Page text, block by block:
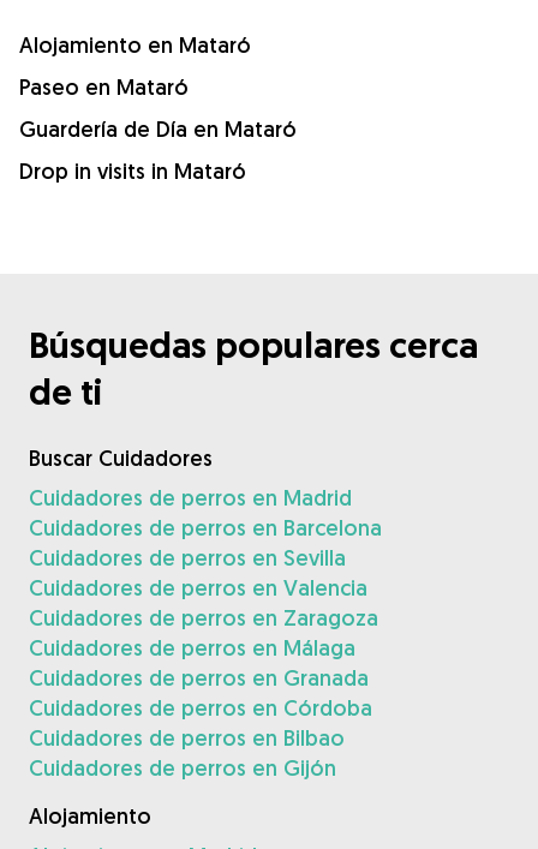
Alojamiento en Mataró
Paseo en Mataró
Guardería de Día en Mataró
Drop in visits in Mataró
Búsquedas populares cerca
de ti
Buscar Cuidadores
Cuidadores de perros en Madrid
Cuidadores de perros en Barcelona
Cuidadores de perros en Sevilla
Cuidadores de perros en Valencia
Cuidadores de perros en Zaragoza
Cuidadores de perros en Málaga
Cuidadores de perros en Granada
Cuidadores de perros en Córdoba
Cuidadores de perros en Bilbao
Cuidadores de perros en Gijón
Alojamiento